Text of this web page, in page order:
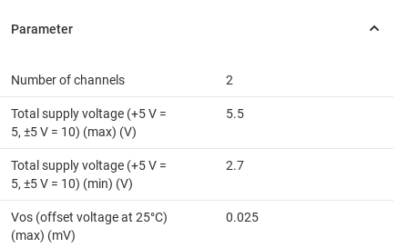
Number of channels 2
Total supply voltage (+5 V =
5, ±5 V = 10) (max) (V)
5.5
Total supply voltage (+5 V =
5, ±5 V = 10) (min) (V)
2.7
Vos (offset voltage at 25°C)
(max) (mV)
0.025